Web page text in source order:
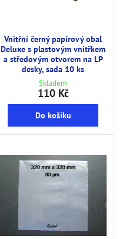
Vnitřní černý papírový obal
Deluxe s plastovým vnitřkem
a středovým otvorem na LP
desky, sada 10 ks
Skladem
110 Kč
Do košíku